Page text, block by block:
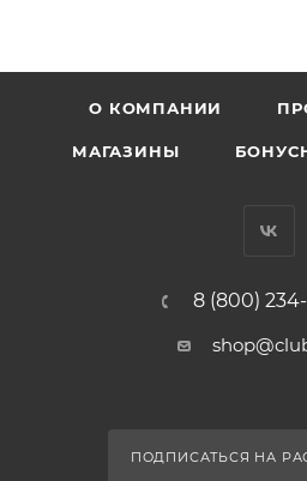
О КОМПАНИИ
МАГАЗИНЫ
8 (800)
ПОДПИСАТЬСЯ НА